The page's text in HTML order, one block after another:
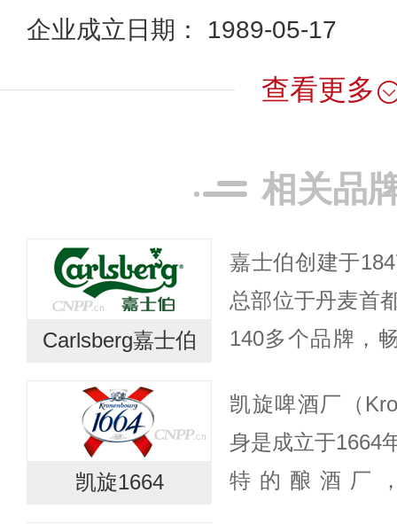
企业成立日期： 1989-05-17
查看更多
相关品
Carlsberg嘉士伯
嘉士伯创建于
总部位于丹麦首
140多个品牌，
朝光绪年间，第
凯旋1664
凯旋啤酒厂（
身是成立于1664
特的酿酒厂